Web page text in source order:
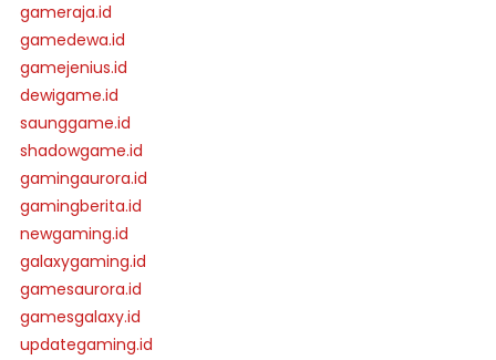
gameraja.id
gamedewa.id
gamejenius.id
dewigame.id
saunggame.id
shadowgame.id
gamingaurora.id
gamingberita.id
newgaming.id
galaxygaming.id
gamesaurora.id
gamesgalaxy.id
updategaming.id